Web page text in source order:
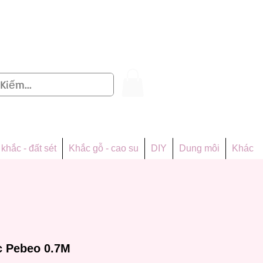
- đất sét Khắc gỗ - cao su DIY Dung môi Khác
0.7M